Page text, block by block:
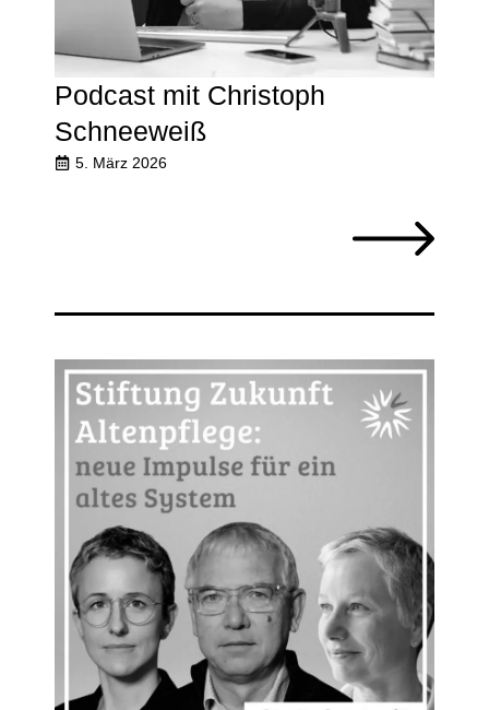
Podcast mit Christoph
Schneeweiß
5. März 2026